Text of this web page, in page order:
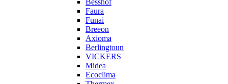
Besshof
Faura
Funai
Breeon
Axioma
Berlingtoun
VICKERS
Midea
Ecoclima